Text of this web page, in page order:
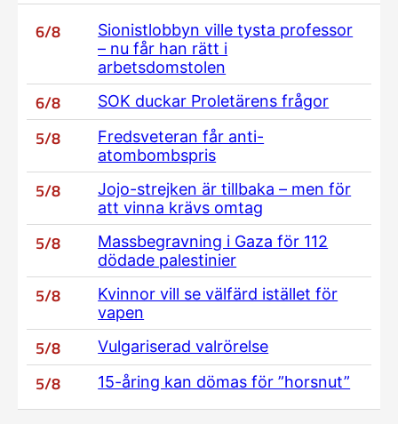
6/8
Sionistlobbyn ville tysta professor
– nu får han rätt i
arbetsdomstolen
6/8 SOK duckar Proletärens frågor
5/8
Fredsveteran får anti-
atombombspris
5/8
Jojo-strejken är tillbaka – men för
att vinna krävs omtag
5/8
Massbegravning i Gaza för 112
dödade palestinier
5/8
Kvinnor vill se välfärd istället för
vapen
5/8 Vulgariserad valrörelse
5/8 15-åring kan dömas för ”horsnut”